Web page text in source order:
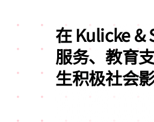
在 Kulicke &
服务、教育
生积极社会